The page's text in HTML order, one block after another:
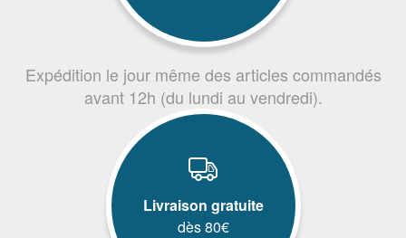
Expédition le jour même des articles commandés
avant 12h (du lundi au vendredi).
Livraison gratuite
dès 80€